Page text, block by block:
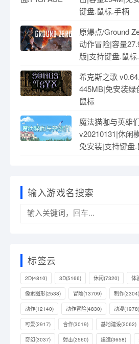
键盘.鼠标.手柄
原爆点/Ground
动作冒险|容量
版|支持键盘.鼠
希克斯之歌
445MB|免安装绿
鼠标
魔法猫咖与英雄
v20210131|休闲
免安装|支持键盘
输入游戏名搜索
标签云
2D(4810) 3D(5166) 休闲(7320) 体
像素图形(2538) 冒险(13709) 制作(2304)
动作(12140) 动作冒险(4830) 动漫(1978)
可爱(2917) 合作(3019) 基地建设(2062)
奇幻(3037) 射击(2560) 建造(3658)